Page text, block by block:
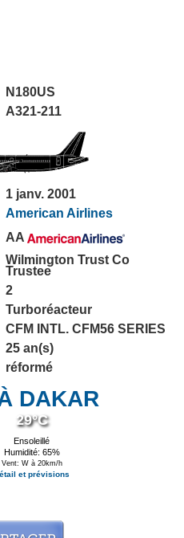
N180US
A321-211
1 janv. 2001
American Airlines
AA
Wilmington Trust Co
Trustee
2
Turboréacteur
CFM INTL. CFM56 SERIES
25 an(s)
réformé
DAKAR
29°C
Ensoleillé
Humidité: 65%
Vent: W à 20km/h
et prévisions